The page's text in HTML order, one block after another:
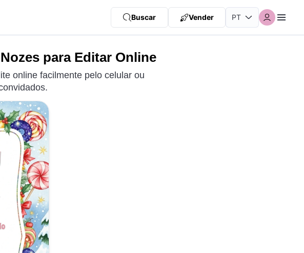
Buscar Vender
para Editar Online
online facilmente pelo celular ou